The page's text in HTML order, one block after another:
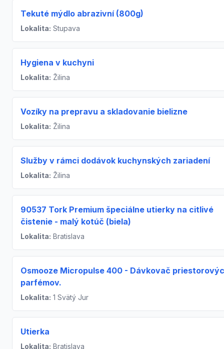
Tekuté mýdlo abrazivní (800g)
Lokalita: Stupava
Hygiena v kuchyni
Lokalita: Žilina
Vozíky na prepravu a skladovanie bielizne
Lokalita: Žilina
Služby v rámci dodávok kuchynských zariadení
Lokalita: Žilina
90537 Tork Premium špeciálne utierky na citlivé
čistenie - malý kotúč (biela)
Lokalita: Bratislava
Osmooze Micropulse 400 - Dávkovač
parfémov.
Lokalita: 1 Svätý Jur
Utierka
Lokalita: Bratislava